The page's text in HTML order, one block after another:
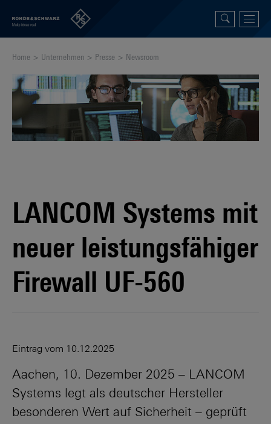
Home Unternehmen Presse Newsroom
LANCOM Systems mit
neuer leistungsfähiger
Firewall UF-560
Eintrag vom 10.12.2025
Aachen, 10. Dezember 2025 – LANCOM
Systems legt als deutscher Hersteller
besonderen Wert auf Sicherheit – geprüft